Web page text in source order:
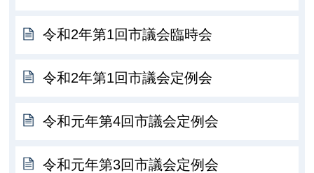
令和2年第1回市議会臨時会
令和2年第1回市議会定例会
令和元年第4回市議会定例会
令和元年第3回市議会定例会